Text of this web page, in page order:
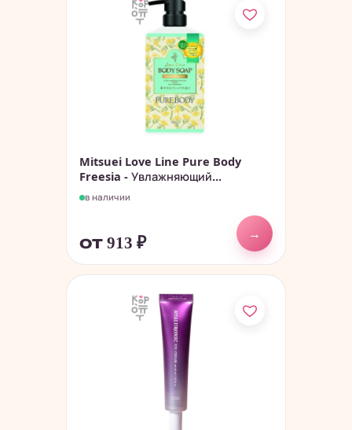
Mitsuei Love Line Pure Body
Freesia - Увлажняющий...
в наличии
от 913 ₽
→